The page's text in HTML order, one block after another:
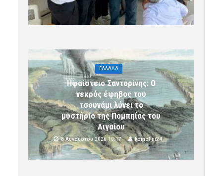
ΕΛΛΑΔΑ
Ηφαίστειο Σαντορίνης: Ο
νεκρός έφηβος του
τσουνάμι λύνει το
μυστήριο της Πομπηίας του
Αιγαίου
8 Αυγούστου 2026 10:17 komotini24